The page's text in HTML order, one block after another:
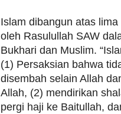
Islam dibangun atas
oleh Rasulullah SAW
Bukhari dan Muslim.
(1) Persaksian bahwa
disembah selain Allah
Allah, (2) mendirikan
pergi haji ke Baitullah,